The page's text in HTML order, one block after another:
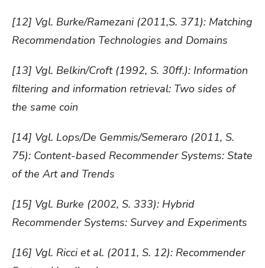
[12] Vgl. Burke/Ramezani (2011,S. 371): Matching
Recommendation Technologies and Domains
[13] Vgl. Belkin/Croft (1992, S. 30ff.): Information
filtering and information retrieval: Two sides of
the same coin
[14] Vgl. Lops/De Gemmis/Semeraro (2011, S.
75): Content-based Recommender Systems: State
of the Art and Trends
[15] Vgl. Burke (2002, S. 333): Hybrid
Recommender Systems: Survey and Experiments
[16] Vgl. Ricci et al. (2011, S. 12): Recommender